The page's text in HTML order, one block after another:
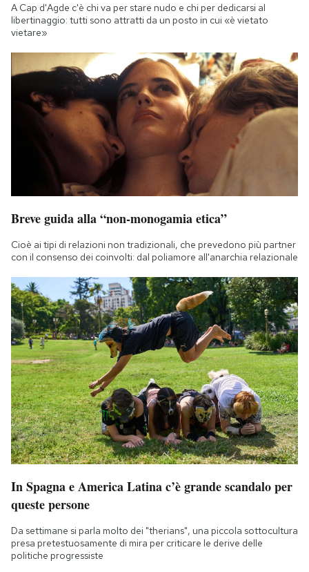
A Cap d'Agde c'è chi va per stare nudo e chi per dedicarsi al
libertinaggio: tutti sono attratti da un posto in cui «è vietato
vietare»
Breve guida alla “non-monogamia etica”
Cioè ai tipi di relazioni non tradizionali, che prevedono più partner
con il consenso dei coinvolti: dal poliamore all'anarchia relazionale
In Spagna e America Latina c’è grande scandalo per
queste persone
Da settimane si parla molto dei "therians", una piccola sottocultura
presa pretestuosamente di mira per criticare le derive delle
politiche progressiste